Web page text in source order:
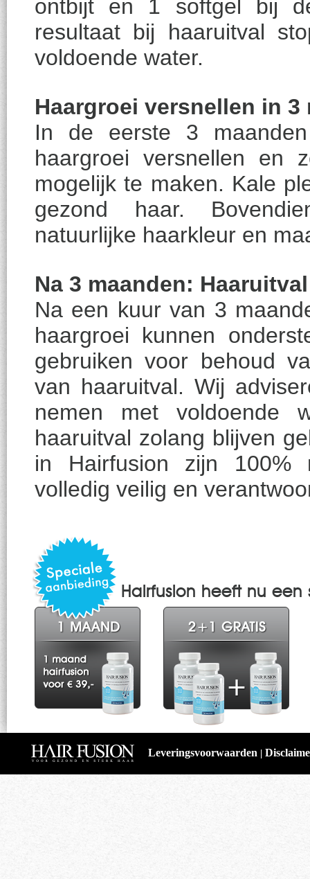
ontbijt en 1 softgel bij
resultaat bij haaruitval
voldoende water.
Haargroei versnellen in 3
In de eerste 3
haargroei versnellen en
mogelijk te maken. Kale
gezond haar.
natuurlijke haarkleur en
Na 3 maanden:
Na een kuur van 3
haargroei kunnen
gebruiken voor behoud
van haaruitval. Wij
nemen met voldoende
haaruitval zolang blijven
in Hairfusion zijn 100%
volledig veilig en
Hairfusion heeft nu
Leveringsvoorwaarden